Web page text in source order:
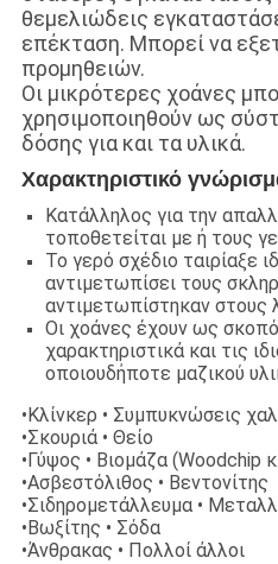
θεμελιώδεις
επέκταση. Μπορεί να
προμηθειών.
Οι μικρότερες χοάνες
χρησιμοποιηθούν ως
δόσης για και τα υλικά.
Χαρακτηριστικό
Κατάλληλος για την
τοποθετείται με ή τους
Το γερό σχέδιο ταιρίαξε
αντιμετωπίσει τους
αντιμετωπίστηκαν στους
Οι χοάνες έχουν ως σκοπό
χαρακτηριστικά και τις
οποιουδήποτε μαζικού
•Κλίνκερ • Συμπυκνώσεις
•Σκουριά • Θείο
•Γύψος • Βιομάζα (Woodchip
•Ασβεστόλιθος • Βεντονίτης
•Σιδηρομετάλλευμα •
•Βωξίτης • Σόδα
•Άνθρακας • Πολλοί άλλοι